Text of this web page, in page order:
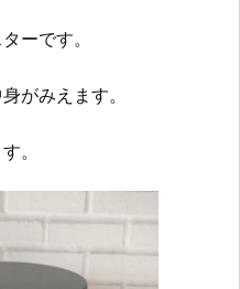
ーです。
がみえます。
。